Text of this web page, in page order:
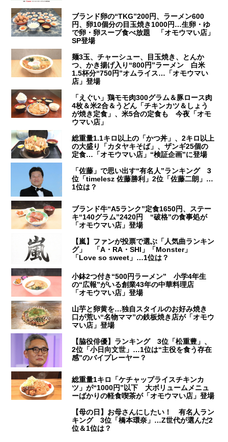
ブランド卵の“TKG”200円、ラーメン600
円、卵10個分の目玉焼き1000円…生卵・ゆ
で卵・卵スープ食べ放題 「オモウマい店」
SP登場
麺3玉、チャーシュー、目玉焼き、とんか
つ、かき揚げ入り“800円”ラーメン 白米
1.5杯分“750円”オムライス…「オモウマい
店」登場
「えぐい」鶏モモ肉300グラム＆豚ロース肉
4枚＆米2合＆うどん「チキンカツ＆しょう
が焼き定食」、米5合の定食も 今夜「オモ
ウマい店」
総重量1.1キロ以上の「かつ丼」、2キロ以上
の大盛り「カタヤキそば」、ザンギ25個の
定食…「オモウマい店」“検証企画”に登場
「佐藤」で思い出す“有名人”ランキング 3
位「timelesz 佐藤勝利」2位「佐藤二朗」…
1位は？
ブランド牛“A5ランク”定食1650円、ステー
キ“140グラム”2420円 “破格”の食事処が
「オモウマい店」登場
【嵐】ファンが投票で選ぶ「人気曲ランキン
グ」 「A・RA・SHI」「Monster」
「Love so sweet」…1位は？
小鉢2つ付き“500円ラーメン” 小学4年生
の“広報”がいる創業43年の中華料理店
「オモウマい店」登場
山芋と卵黄を…独自スタイルのお好み焼き
口が荒い“名物ママ”の鉄板焼き店が「オモウ
マい店」登場
【脇役俳優】ランキング 3位「松重豊」、
2位「小日向文世」…1位は“主役を食う存在
感”のバイプレーヤー？
総重量1キロ「ケチャップライスチキンカ
ツ」が“1000円”以下 大ボリュームメニュ
ーばかりの軽食喫茶が「オモウマい店」登場
【母の日】お母さんにしたい！ 有名人ラン
キング 3位「橋本環奈」…Z世代が選んだ2
位＆1位は？